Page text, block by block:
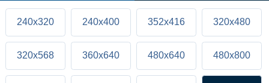
240x320 240x400 352x416 320x480
320x568 360x640 480x640 480x800